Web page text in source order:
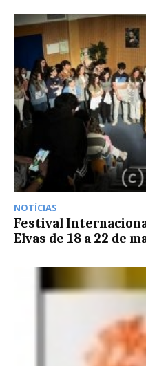
NOTÍCIAS
Festival
Elvas de 18 a 22 de